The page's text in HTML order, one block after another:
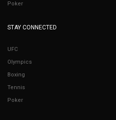
Poker
STAY CONNECTED
UFC
Olympics
Boxing
Tennis
Poker